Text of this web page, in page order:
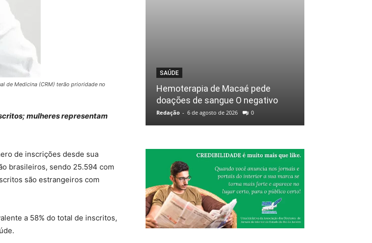
de Medicina (CRM) terão prioridade no
mulheres representam
de inscrições desde sua
brasileiros, sendo 25.594 com
são estrangeiros com
a 58% do total de inscritos,
SAÚDE
Hemoterapia de Macaé pede
doações de sangue O negativo
Redação - 6 de agosto de 2026 0